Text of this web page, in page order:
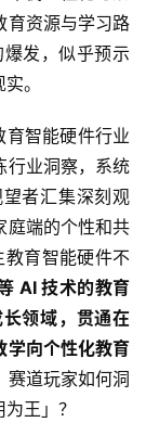
育资源与学习路
发，似乎预示
。
智能硬件行业
行业洞察，系统
者汇集深刻观
庭端的个性和共
育智能硬件不
AI 技术的教育
领域，贯通在
学向个性化教育
赛道玩家如何洞
王」？